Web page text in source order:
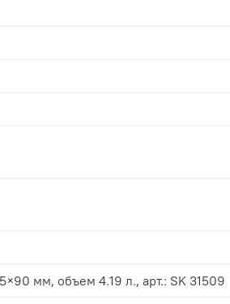
мм, объем 4.19 л., арт.: SK 31509